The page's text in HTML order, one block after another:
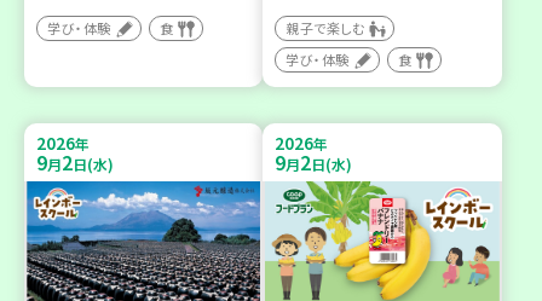
学び・体験 食
親子で楽しむ
学び・体験
食
2026年
9月2日(水)
2026年
9月2日(水)